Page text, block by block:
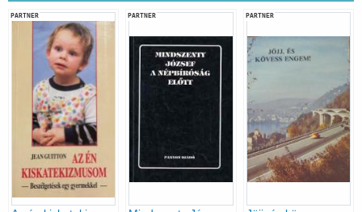
PARTNER PARTNER PARTNER